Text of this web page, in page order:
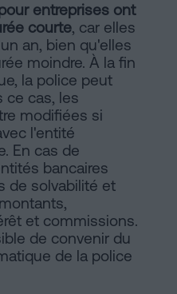
entreprises ont
courte, car elles
an, bien qu'elles
moindre. À la fin
la police peut
ce cas, les
modifiées si
l'entité
En cas de
bancaires
de solvabilité et
et commissions.
de convenir du
de la police